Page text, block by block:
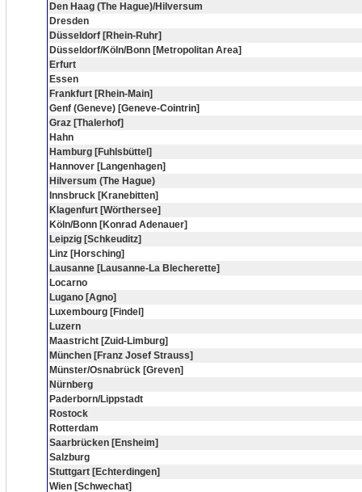
Den Haag (The Hague)/Hilversum
Dresden
Düsseldorf [Rhein-Ruhr]
Düsseldorf/Köln/Bonn [Metropolitan Area]
Erfurt
Essen
Frankfurt [Rhein-Main]
Genf (Geneve) [Geneve-Cointrin]
Graz [Thalerhof]
Hahn
Hamburg [Fuhlsbüttel]
Hannover [Langenhagen]
Hilversum (The Hague)
Innsbruck [Kranebitten]
Klagenfurt [Wörthersee]
Köln/Bonn [Konrad Adenauer]
Leipzig [Schkeuditz]
Linz [Horsching]
Lausanne [Lausanne-La Blecherette]
Locarno
Lugano [Agno]
Luxembourg [Findel]
Luzern
Maastricht [Zuid-Limburg]
München [Franz Josef Strauss]
Münster/Osnabrück [Greven]
Nürnberg
Paderborn/Lippstadt
Rostock
Rotterdam
Saarbrücken [Ensheim]
Salzburg
Stuttgart [Echterdingen]
Wien [Schwechat]